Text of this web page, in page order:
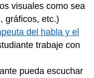
visuales como sea
gráficos, etc.)
del habla y el
trabaje con
pueda escuchar